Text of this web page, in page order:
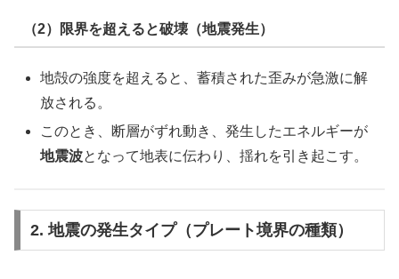
（2）限界を超えると破壊（地震発生）
地殻の強度を超えると、蓄積された歪みが急激に解
放される。
このとき、断層がずれ動き、発生したエネルギーが
地震波となって地表に伝わり、揺れを引き起こす。
2. 地震の発生タイプ（プレート境界の種類）